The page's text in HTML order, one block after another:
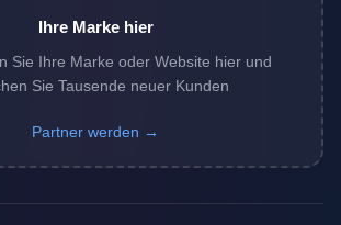
Ihre Marke hier
Sie Ihre Marke oder Website hier und
Sie Tausende neuer Kunden
Partner werden →